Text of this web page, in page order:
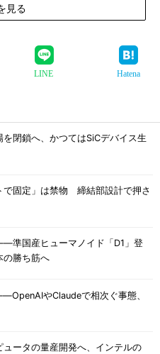
見る
LINE Hatena
を閉鎖へ、かつてはSiCデバイス生
で固定」は禁物 締結部設計で押さ
準国産ヒューマノイド「D1」登
の勝ち筋へ
やClaudeで相次ぐ事態、
ュータの量産開発へ、インテルの